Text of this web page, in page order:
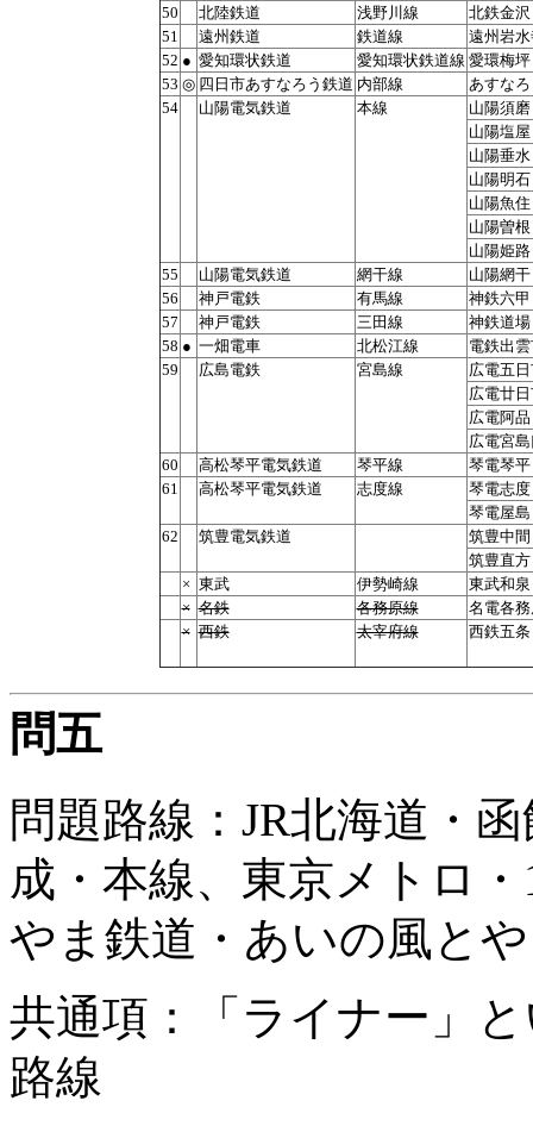
50
北陸鉄道 浅野川線
北鉄金沢
51
遠州鉄道 鉄道線
遠州岩水
52 ● 愛知環状鉄道 愛知環状鉄道線 愛環梅坪
53 ◎ 四日市あすなろう鉄道 内部線
あすな
54
山陽電気鉄道 本線
山陽須磨
山陽塩屋
山陽垂水
山陽明石
山陽魚住
山陽曽根
山陽姫路
55
山陽電気鉄道 網干線
山陽網干
56
神戸電鉄 有馬線
神鉄六甲
57
神戸電鉄 三田線
神鉄道場
58 ● 一畑電車 北松江線
電鉄出
59
広島電鉄 宮島線
広電五
広電廿
広電阿品
広電宮
60
高松琴平電気鉄道 琴平線
琴電琴平
61
高松琴平電気鉄道 志度線
琴電志度
琴電屋島
62
筑豊電気鉄道
筑豊中間
筑豊直方
× 東武 伊勢崎線
東武和泉
× 名鉄 各務原線
名電各務
× 西鉄 太宰府線 西鉄五条
問五
問題路線：JR北海道・
成・本線、東京メトロ
やま鉄道・あいの風と
共通項：「ライナー」
路線